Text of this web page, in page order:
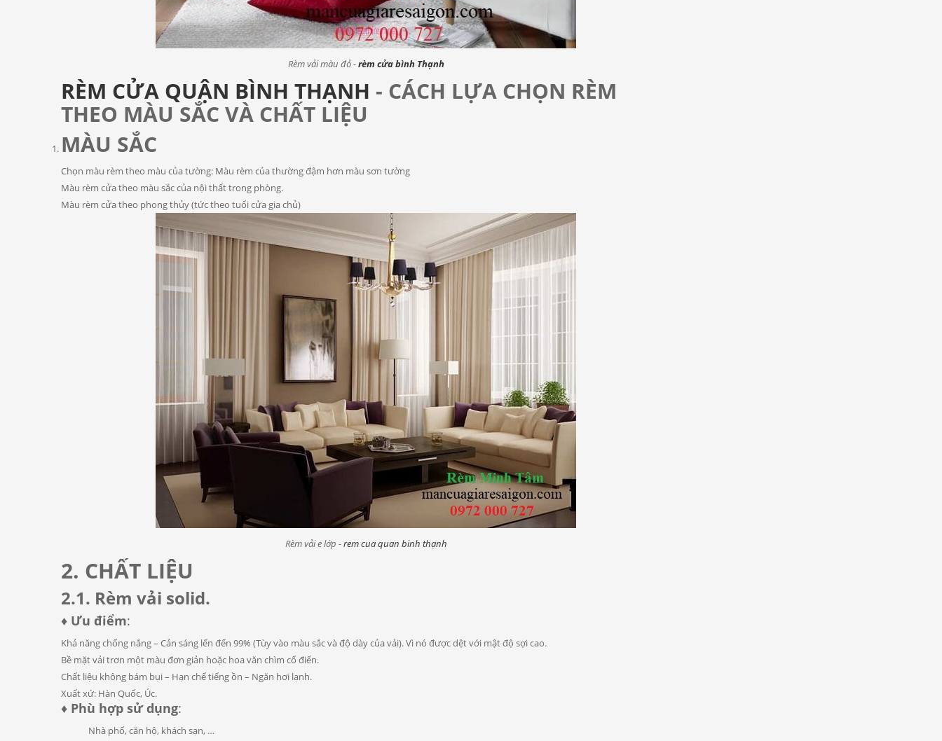
Rèm vải màu đỏ -rèm cửa bình Thạnh
RÈM CỬA QUẬN BÌNH THẠNH - CÁCH LỰA CHỌN RÈM
THEO MÀU SẮC VÀ CHẤT LIỆU
MÀU SẮC
Chọn màu rèm theo màu của tường: Màu rèm của thường đậm hơn màu sơn tường
Màu rèm cửa theo màu sắc của nội thất trong phòng.
Màu rèm cửa theo phong thủy (tức theo tuổi cửa gia chủ)
Rèm vải e lớp -rem cua quan binh thạnh
2. CHẤT LIỆU
2.1. Rèm vải solid.
♦ Ưu điểm:
Khả năng chống nắng – Cản sáng lến đến 99% (Tùy vào màu sắc và độ dày của vải). Vì nó được dệt với mật độ sợi cao.
Bề mặt vải trơn một màu đơn giản hoặc hoa văn chìm cổ điển.
Chất liệu không bám bụi – Hạn chế tiếng ồn – Ngăn hơi lạnh.
Xuất xứ: Hàn Quốc, Úc.
♦ Phù hợp sử dụng:
Nhà phố, căn hộ, khách sạn, …